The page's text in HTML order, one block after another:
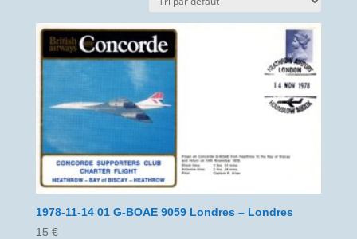
1978-11-14 01 G-BOAE 9059 Londres – Londres
15 €